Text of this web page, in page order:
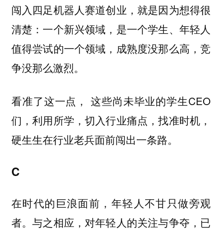
闯入四足机器人赛道创业，就是因为想得很
清楚：一个新兴领域，是一个学生、年轻人
值得尝试的一个领域，成熟度没那么高，竞
争没那么激烈。
看准了这一点， 这些尚未毕业的学生CEO
们，利用所学，切入行业痛点，找准时机，
硬生生在行业老兵面前闯出一条路。
C
在时代的巨浪面前，年轻人不甘只做旁观
者。与之相应，对年轻人的关注与争夺，已